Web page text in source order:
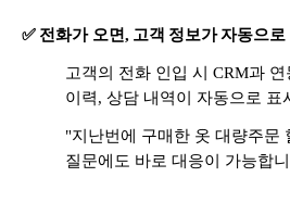
✅ 전화가 오면, 고객 정보가 자동으로
고객의 전화 인입 시 CRM과
이력, 상담 내역이 자동으로 표
"지난번에 구매한 옷 대량주문
질문에도 바로 대응이 가능합